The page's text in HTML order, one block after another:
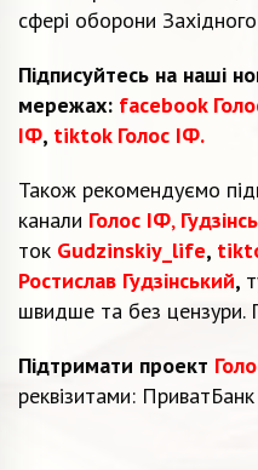
сфері оборони Західного
Підписуйтесь на наші
мережах: facebook
ІФ, tiktok Голос ІФ.
Також рекомендуємо
канали Голос ІФ,
ток Gudzinskiy_life,
Ростислав Гудзінський,
швидше та без цензури.
Підтримати проект
реквізитами: